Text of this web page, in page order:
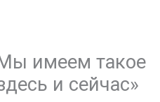
имеем такое
и сейчас»